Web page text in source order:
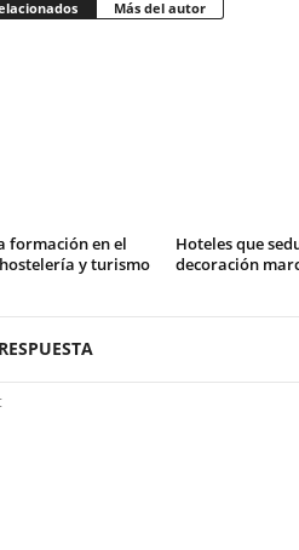
Más del autor
formación en el
y turismo
Hoteles que
decoración